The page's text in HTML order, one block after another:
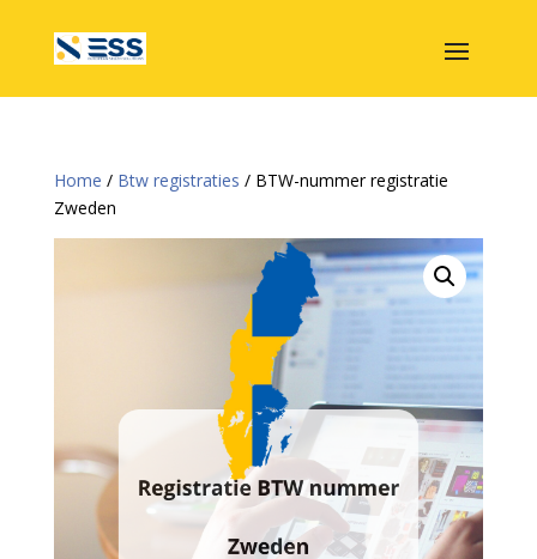
Home / Btw registraties / BTW-nummer registratie
Zweden